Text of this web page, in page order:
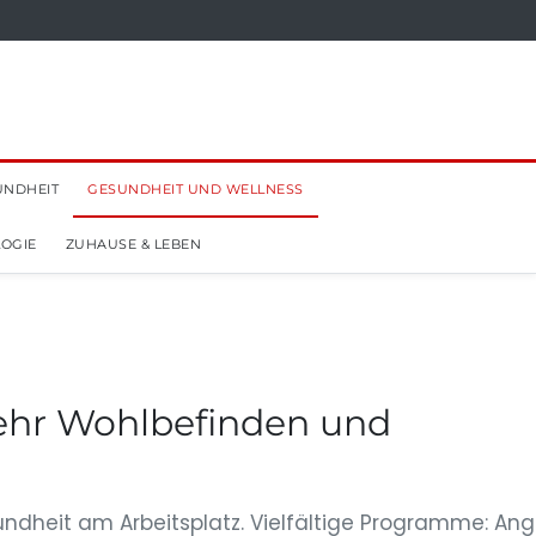
GESUNDHEIT UND WELLNESS
ZUHAUSE & LEBEN
Wohlbefinden und
am Arbeitsplatz. Vielfältige Programme: